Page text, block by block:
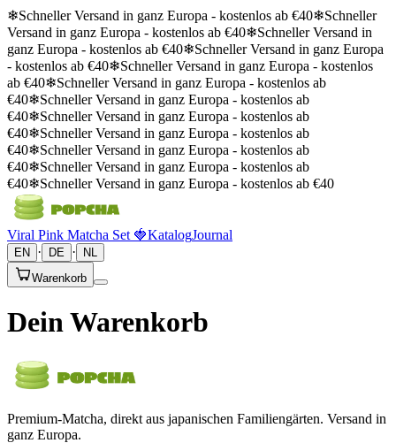
❄Schneller Versand in ganz Europa - kostenlos ab €40❄Schneller
Versand in ganz Europa - kostenlos ab €40❄Schneller Versand in
ganz Europa - kostenlos ab €40❄Schneller Versand in ganz Europa
- kostenlos ab €40❄Schneller Versand in ganz Europa - kostenlos
ab €40❄Schneller Versand in ganz Europa - kostenlos ab
€40❄Schneller Versand in ganz Europa - kostenlos ab
€40❄Schneller Versand in ganz Europa - kostenlos ab
€40❄Schneller Versand in ganz Europa - kostenlos ab
€40❄Schneller Versand in ganz Europa - kostenlos ab
€40❄Schneller Versand in ganz Europa - kostenlos ab
€40❄Schneller Versand in ganz Europa - kostenlos ab €40
Viral Pink Matcha Set 🍓KatalogJournal
EN · DE ·
NL
Warenkorb
Dein Warenkorb
Premium-Matcha, direkt aus japanischen Familiengärten. Versand in
ganz Europa.